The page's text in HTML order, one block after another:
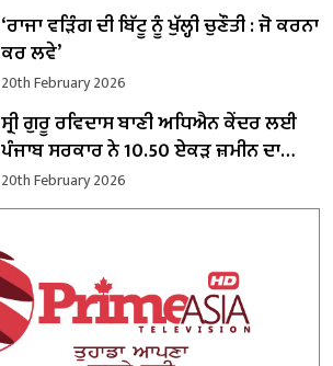
‘ਰਾਜਾ ਵੜਿੰਗ ਦੀ ਬਿੱਟੂ ਨੂੰ ਖੁੱਲ੍ਹੀ ਚੁਣੌਤੀ : ਜੋ ਕਰਨਾ
ਕਰ ਲਵੇ’
20th February 2026
ਸ੍ਰੀ ਗੁਰੂ ਰਵਿਦਾਸ ਬਾਣੀ ਅਧਿਐਨ ਕੇਂਦਰ ਲਈ
ਪੰਜਾਬ ਸਰਕਾਰ ਨੇ 10.50 ਏਕੜ ਜ਼ਮੀਨ ਦਾ
ਕਬਜ਼ਾ ਲਿਆ
20th February 2026